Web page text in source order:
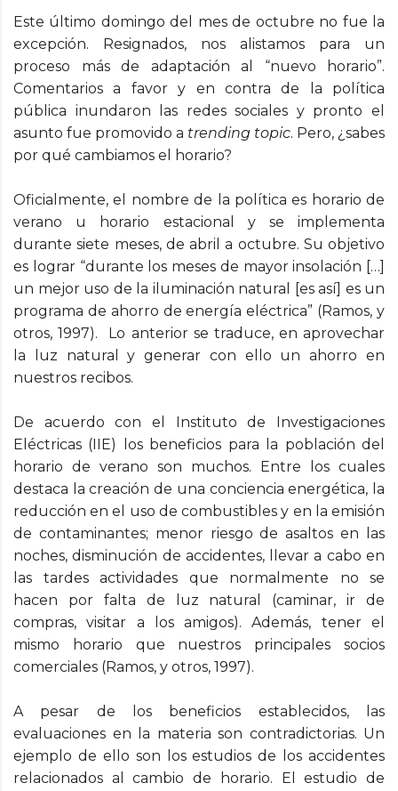
Este último domingo del mes de octubre no fue la
excepción. Resignados, nos alistamos para un
proceso más de adaptación al “nuevo horario”.
Comentarios a favor y en contra de la política
pública inundaron las redes sociales y pronto el
asunto fue promovido a trending topic. Pero, ¿sabes
por qué cambiamos el horario?
Oficialmente, el nombre de la política es horario de
verano u horario estacional y se implementa
durante siete meses, de abril a octubre. Su objetivo
es lograr “durante los meses de mayor insolación […]
un mejor uso de la iluminación natural [es así] es un
programa de ahorro de energía eléctrica” (Ramos, y
otros, 1997). Lo anterior se traduce, en aprovechar
la luz natural y generar con ello un ahorro en
nuestros recibos.
De acuerdo con el Instituto de Investigaciones
Eléctricas (IIE) los beneficios para la población del
horario de verano son muchos. Entre los cuales
destaca la creación de una conciencia energética, la
reducción en el uso de combustibles y en la emisión
de contaminantes; menor riesgo de asaltos en las
noches, disminución de accidentes, llevar a cabo en
las tardes actividades que normalmente no se
hacen por falta de luz natural (caminar, ir de
compras, visitar a los amigos). Además, tener el
mismo horario que nuestros principales socios
comerciales (Ramos, y otros, 1997).
A pesar de los beneficios establecidos, las
evaluaciones en la materia son contradictorias. Un
ejemplo de ello son los estudios de los accidentes
relacionados al cambio de horario. El estudio de